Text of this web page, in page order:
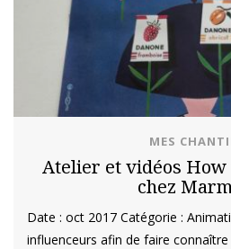
MES
Atelier et vidéos How
chez
Date : oct 2017 Catégorie :
influenceurs afin de faire